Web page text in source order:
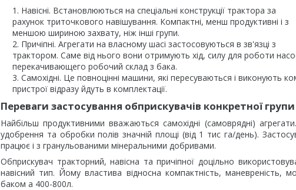
Навісні. Встановлюються на спеціальні конструкції трактора за
рахунок триточкового навішування. Компактні, менш продуктивні і з
меншою шириною захвату, ніж інші групи.
Причіпні. Агрегати на власному шасі застосовуються в зв'язці з
трактором. Саме від нього вони отримують хід, силу для роботи
перекачивающего робочий склад з бака.
Самохідні. Це повноцінні машини, які пересуваються і виконують
пристрої відразу йдуть в комплектації.
Переваги застосування обприскувачів конкретної групи
Найбільш продуктивними вважаються самохідні (самоврядні)
удобрення та обробки полів значній площі (від 1 тис га/день).
працює і з гранульованими мінеральними добривами.
Обприскувач тракторний, навісна та причіпної доцільно
навісний тип. Йому властива відносна компактність,
баком а 400-800л.